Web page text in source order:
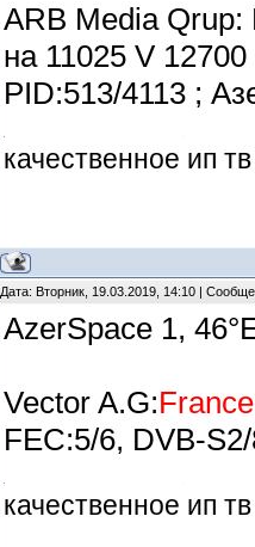
ARB Media
на 11025 V
PID:513/4113 ;
качественное ип
Дата: Вторник, 19.03.2019, 14:10 |
AzerSpace 1,
Vector A.G:
FEC:5/6, DVB-
качественное ип